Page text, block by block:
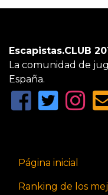
Escapistas.CLUB
La comunidad de
España.
Página inicial
Ranking de los